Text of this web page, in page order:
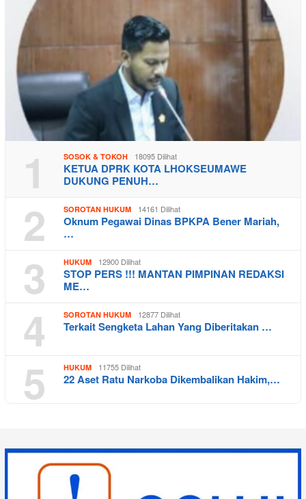
1 SOSOK & TOKOH 18095 Dilihat
KETUA DPRK KOTA LHOKSEUMAWE
DUKUNG PENUH…
2 SOROTAN HUKUM 14161 Dilihat
Oknum Pegawai Dinas BPKPA Bener Mariah,
…
3 HUKUM 12900 Dilihat
STOP PERS !!! MANTAN PIMPINAN REDAKSI
ME…
4 SOROTAN HUKUM 12877 Dilihat
Terkait Sengketa Lahan Yang Diberitakan …
5 HUKUM 11755 Dilihat
22 Aset Ratu Narkoba Dikembalikan Hakim,…